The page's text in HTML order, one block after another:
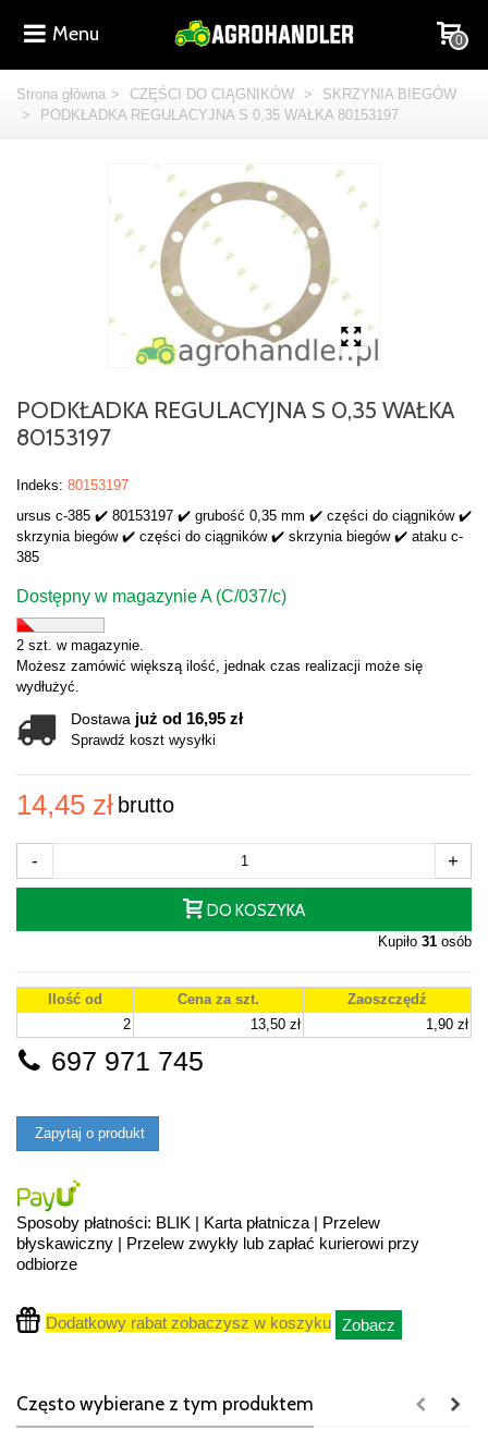
Menu 0
Strona główna > CZĘŚCI DO CIĄGNIKÓW >
SKRZYNIA BIEGÓW
>
PODKŁADKA REGULACYJNA S 0,35 WAŁKA 80153197
PODKŁADKA REGULACYJNA S 0,35 WAŁKA
80153197
Indeks: 80153197
ursus c-385 ✔️ 80153197 ✔️ grubość 0,35 mm ✔️ części do ciągników ✔️
skrzynia biegów ✔️ części do ciągników ✔️ skrzynia biegów ✔️ ataku c-
385
Dostępny w magazynie A (C/037/c)
2 szt. w magazynie.
Możesz zamówić większą ilość, jednak czas realizacji może się
wydłużyć.
Dostawa już od 16,95 zł
Sprawdź koszt wysyłki
14,45 zł brutto
- +
DO KOSZYKA
Kupiło 31 osób
Ilość od Cena za szt.
Zaoszczędź
2
13,50 zł 1,90 zł
697 971 745
Zapytaj o produkt
Sposoby płatności: BLIK | Karta płatnicza | Przelew
błyskawiczny | Przelew zwykły lub zapłać kurierowi przy
odbiorze
Dodatkowy rabat zobaczysz w koszyku Zobacz
Często wybierane z tym produktem